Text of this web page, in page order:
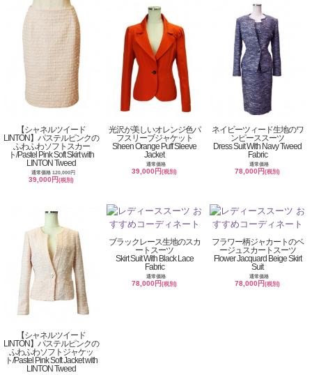
【シャネルツイード
LINTON】パステルピンクの
ふわふわソフトスカー
ト/Pastel Pink Soft Skirt with
LINTON Tweed
通常価格 120,000円
39,000円(税別)
光沢が美しいオレンジ色パ
フスリーブジャケット
Sheen Orange Puff Sleeve
Jacket
通常価格
39,000円(税別)
ネイビーツィード生地のワ
ンピーススーツ
Dress Suit With Navy Tweed
Fabric
通常価格
78,000円(税別)
【シャネルツイード
LINTON】パステルピンクの
ふわふわソフトジャケッ
ト/Pastel Pink Soft Jacket with
LINTON Tweed
ブラックレース生地のスカ
ートスーツ
Skirt Suit With Black Lace
Fabric
通常価格
78,000円(税別)
フラワー柄ジャカートのベ
ージュスカートスーツ
Flower Jacquard Beige Skirt
Suit
通常価格
78,000円(税別)